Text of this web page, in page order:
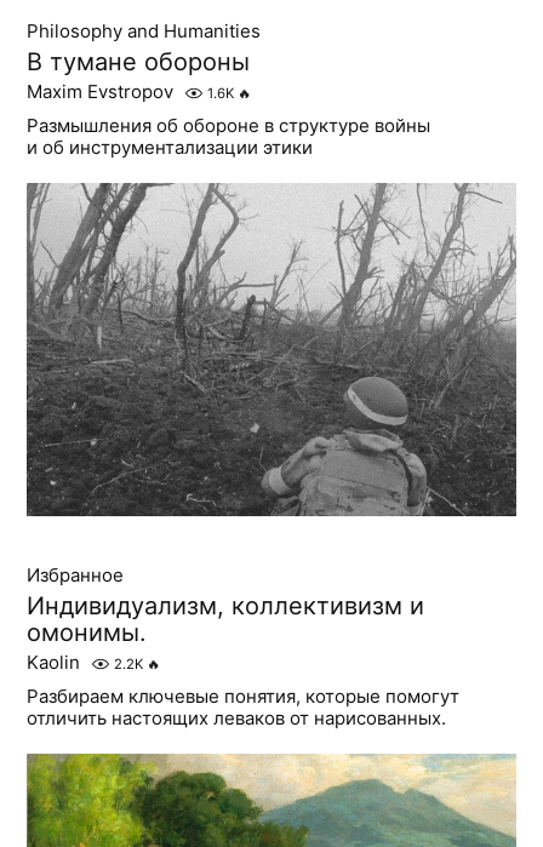
Philosophy and Humanities
В тумане обороны
Maxim Evstropov 1.6K 🔥
Размышления об обороне в структуре войны
и об инструментализации этики
Избранное
Индивидуализм, коллективизм и
омонимы.
Kaolin 2.2K 🔥
Разбираем ключевые понятия, которые помогут
отличить настоящих леваков от нарисованных.